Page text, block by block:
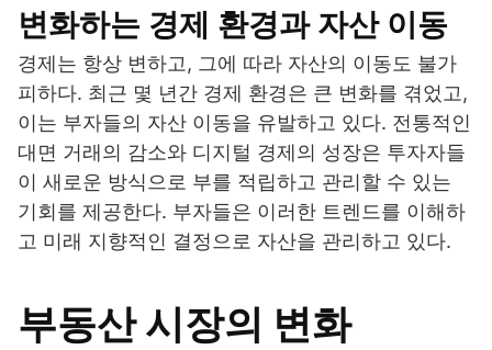
변화하는 경제 환경과 자산 이동
경제는 항상 변하고, 그에 따라 자산의 이동도 불가
피하다. 최근 몇 년간 경제 환경은 큰 변화를 겪었고,
이는 부자들의 자산 이동을 유발하고 있다. 전통적인
대면 거래의 감소와 디지털 경제의 성장은 투자자들
이 새로운 방식으로 부를 적립하고 관리할 수 있는
기회를 제공한다. 부자들은 이러한 트렌드를 이해하
고 미래 지향적인 결정으로 자산을 관리하고 있다.
부동산 시장의 변화